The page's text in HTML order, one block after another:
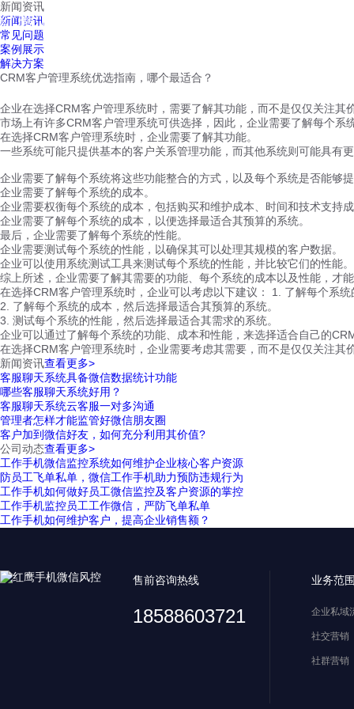
红鹰工作手机
新闻资讯
新闻资讯
常见问题
案例展示
解决方案
CRM客户管理系统优选指南，哪个最适合？
企业在选择CRM客户管理系统时，需要了解其功能，而不是仅仅关注其
市场上有许多CRM客户管理系统可供选择，因此，企业需要了解每个系
在选择CRM客户管理系统时，企业需要了解其功能。
一些系统可能只提供基本的客户关系管理功能，而其他系统则可能具有
企业需要了解每个系统将这些功能整合的方式，以及每个系统是否能够
企业需要了解每个系统的成本。
企业需要权衡每个系统的成本，包括购买和维护成本、时间和技术支持
企业需要了解每个系统的成本，以便选择最适合其预算的系统。
最后，企业需要了解每个系统的性能。
企业需要测试每个系统的性能，以确保其可以处理其规模的客户数据。
企业可以使用系统测试工具来测试每个系统的性能，并比较它们的性能。
综上所述，企业需要了解其需要的功能、每个系统的成本以及性能，才
在选择CRM客户管理系统时，企业可以考虑以下建议： 1. 了解每个系
2. 了解每个系统的成本，然后选择最适合其预算的系统。
3. 测试每个系统的性能，然后选择最适合其需求的系统。
企业可以通过了解每个系统的功能、成本和性能，来选择适合自己的
在选择CRM客户管理系统时，企业需要考虑其需要，而不是仅仅关注其
新闻资讯查看更多>
客服聊天系统具备微信数据统计功能
哪些客服聊天系统好用？
客服聊天系统云客服一对多沟通
管理者怎样才能监管好微信朋友圈
客户加到微信好友，如何充分利用其价值?
公司动态查看更多>
工作手机微信监控系统如何维护企业核心客户资源
防员工飞单私单，微信工作手机助力预防违规行为
工作手机如何做好员工微信监控及客户资源的掌控
工作手机监控员工工作微信，严防飞单私单
工作手机如何维护客户，提高企业销售额？
售前咨询热线
18588603721
业务范
企业私域
社交营销
社群营销